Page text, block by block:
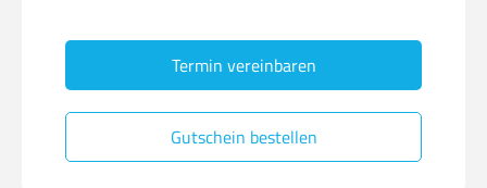
Termin vereinbaren
Gutschein bestellen